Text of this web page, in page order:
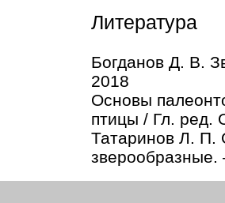
Литература
Богданов Д. В.
2018
Основы
птицы / Гл.
Татаринов Л. П.